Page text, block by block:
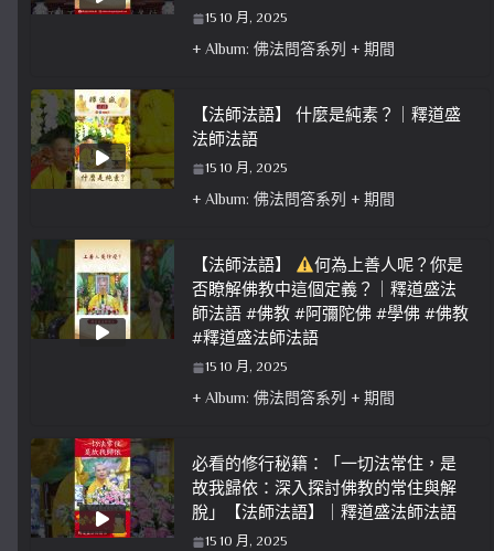
15 10 月, 2025
+ Album: 佛法問答系列 + 期間
【法師法語】 什麼是純素？｜釋道盛
法師法語
15 10 月, 2025
+ Album: 佛法問答系列 + 期間
【法師法語】
何為上善人呢？你是
否瞭解佛教中這個定義？｜釋道盛法
師法語 #佛教 #阿彌陀佛 #學佛 #佛教
#釋道盛法師法語
15 10 月, 2025
+ Album: 佛法問答系列 + 期間
必看的修行秘籍：「一切法常住，是
故我歸依：深入探討佛教的常住與解
脫」【法師法語】｜釋道盛法師法語
15 10 月, 2025